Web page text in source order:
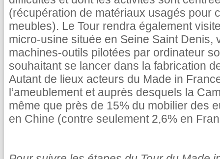
(récupération de matériaux usagés pour
meubles). Le Tour rendra également
micro-usine située en Seine Saint Denis,
machines-outils pilotées par ordinateur
souhaitant se lancer dans la fabrication
Autant de lieux acteurs du Made in
l’ameublement et auprès desquels la
même que près de 15% du mobilier des
en Chine (contre seulement 2,6% en